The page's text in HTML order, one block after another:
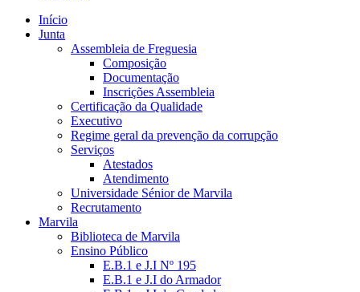
Início
Junta
Assembleia de Freguesia
Composição
Documentação
Inscrições Assembleia
Certificação da Qualidade
Executivo
Regime geral da prevenção da corrupção
Serviços
Atestados
Atendimento
Universidade Sénior de Marvila
Recrutamento
Marvila
Biblioteca de Marvila
Ensino Público
E.B.1 e J.I Nº 195
E.B.1 e J.I do Armador